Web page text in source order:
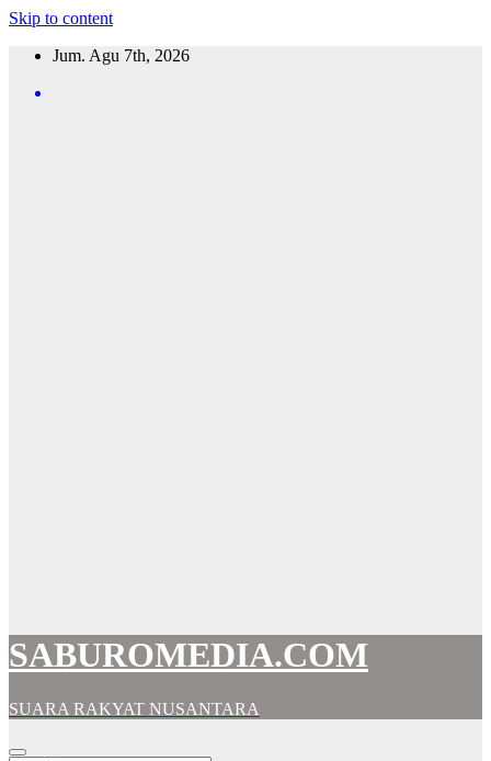
Skip to content
Jum. Agu 7th, 2026
SABUROMEDIA.COM
SUARA RAKYAT NUSANTARA